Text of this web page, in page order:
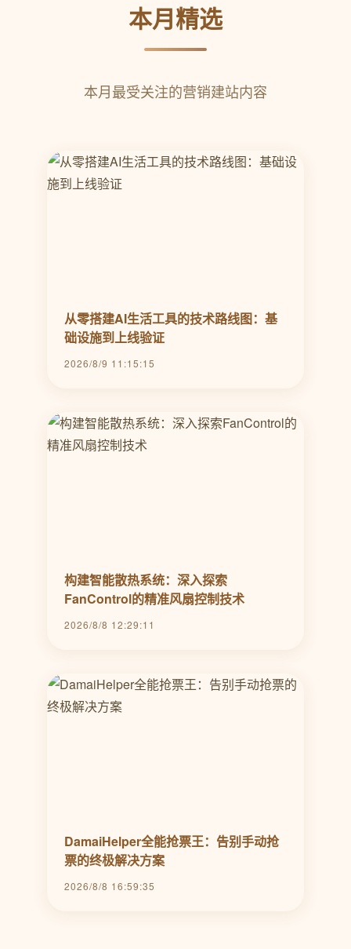
本月精选
本月最受关注的营销建站内容
从零搭建AI生活工具的技术路线图：基
础设施到上线验证
2026/8/9 11:15:15
构建智能散热系统：深入探索
FanControl的精准风扇控制技术
2026/8/8 12:29:11
DamaiHelper全能抢票王：告别手动抢
票的终极解决方案
2026/8/8 16:59:35